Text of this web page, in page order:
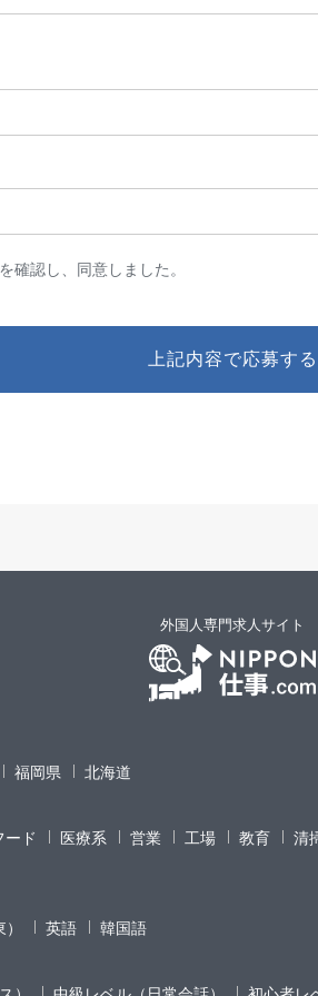
を確認し、同意しました。
上記内容で応募する
外国人専門求人サイト
福岡県 北海道
ード 医療系 営業 工場 教育 清
英語 韓国語